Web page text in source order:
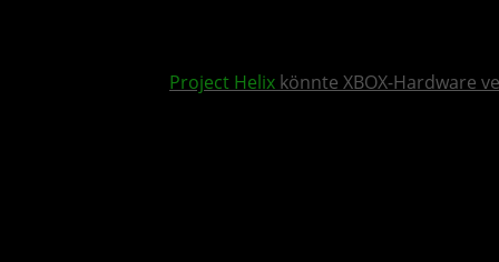
Project Helix könnte XBOX-Hardware